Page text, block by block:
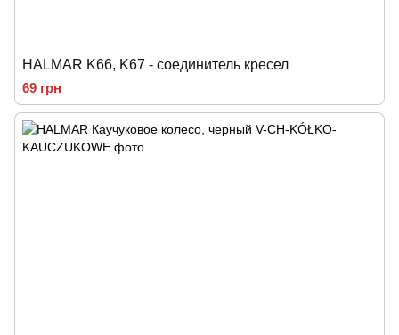
HALMAR K66, K67 - соединитель кресел
69 грн